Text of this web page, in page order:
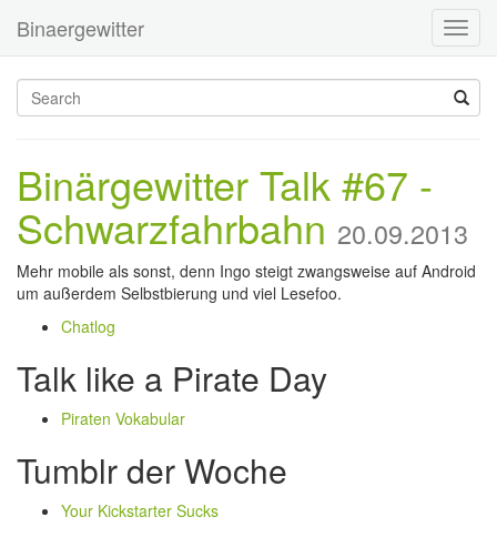
Binaergewitter
Binärgewitter Talk #67 -
Schwarzfahrbahn 20.09.2013
Mehr mobile als sonst, denn Ingo steigt zwangsweise auf Android
um außerdem Selbstbierung und viel Lesefoo.
Chatlog
Talk like a Pirate Day
Piraten Vokabular
Tumblr der Woche
Your Kickstarter Sucks